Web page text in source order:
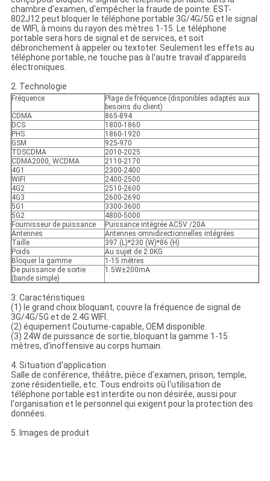
chambre d'examen, d'empêcher la fraude de pointe. EST-
802J12 peut bloquer le téléphone portable 3G/4G/5G et le signal
de WIFI, à moins du rayon des mètres 1-15. Le téléphone
portable sera hors de signal et de services, et soit
débronchement à appeler ou textoter. Seulement les effets au
téléphone portable, ne touche pas à l'autre travail d'appareils
électroniques.
2. Technologie
Fréquence
Plage de fréquence (disponibles adaptés aux
besoins du client)
CDMA
865-894
DCS
1800-1860
PHS
1860-1920
GSM
925-970
TDSCDMA
2010-2025
CDMA2000, WCDMA
2110-2170
4G1
2300-2400
WIFI
2400-2500
4G2
2510-2600
4G3
2600-2690
5G1
3300-3600
5G2
4800-5000
Fournisseur de puissance
Puissance intégrée AC5V /20A
Antennes
Antennes omnidirectionnelles intégrées
Taille
397 (L)*230 (W)*86 (H)
Poids
Au sujet de 2.0KG
Bloquer la gamme
1-15 mètres
De puissance de sortie
(bande simple)
1.5W±200mA
3. Caractéristiques
(1) le grand choix bloquant, couvre la fréquence de signal de
3G/4G/5G et de 2.4G WIFI.
(2) équipement Coutume-capable, OEM disponible.
(3) 24W de puissance de sortie, bloquant la gamme 1-15
mètres, d'inoffensive au corps humain.
4. Situation d'application
Salle de conférence, théâtre, pièce d'examen, prison, temple,
zone résidentielle, etc. Tous endroits où l'utilisation de
téléphone portable est interdite ou non désirée, aussi pour
l'organisation et le personnel qui exigent pour la protection des
données.
5. Images de produit